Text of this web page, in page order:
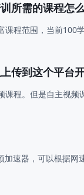
需的课程怎
课程范围，当前
传到这个平台
程。但是自主视
，可以根据网速进